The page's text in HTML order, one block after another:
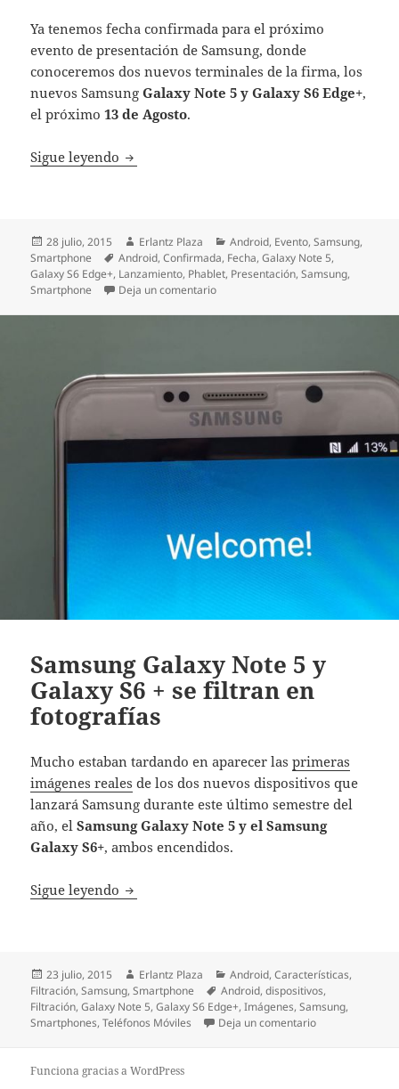
Ya tenemos fecha confirmada para el próximo
evento de presentación de Samsung, donde
conoceremos dos nuevos terminales de la firma, los
nuevos SamsungGalaxy Note 5 y Galaxy S6 Edge+,
el próximo13 de Agosto.
Sigue leyendo El nuevo Samsung Galaxy Note 5 se
Publicado
el
28 julio, 2015 Autor
Erlantz Plaza Categorías
Android, Evento,Samsung,
Smartphone
Etiquetas
Android,Confirmada, Fecha,Galaxy Note 5,
Galaxy S6 Edge+, Lanzamiento, Phablet, Presentación,Samsung,
Smartphone
Deja un comentarioen El nuevo Samsung Galaxy Note
Samsung Galaxy Note 5 y
Galaxy S6 + se filtran en
fotografías
Mucho estaban tardando en aparecer lasprimeras
imágenes reales de los dos nuevos dispositivos que
lanzará Samsung durante este último semestre del
año, elSamsung Galaxy Note 5 y el Samsung
Galaxy S6+, ambos encendidos.
Sigue leyendo Samsung Galaxy Note 5 y Galaxy S6 + se
Publicado
el
23 julio, 2015 Autor
Erlantz Plaza Categorías
Android,Características,
Filtración,Samsung,Smartphone Etiquetas
Android,dispositivos,
Filtración,Galaxy Note 5,Galaxy S6 Edge+,Imágenes,Samsung,
Smartphones,Teléfonos Móviles Deja un comentarioen Samsung
Funciona gracias a WordPress